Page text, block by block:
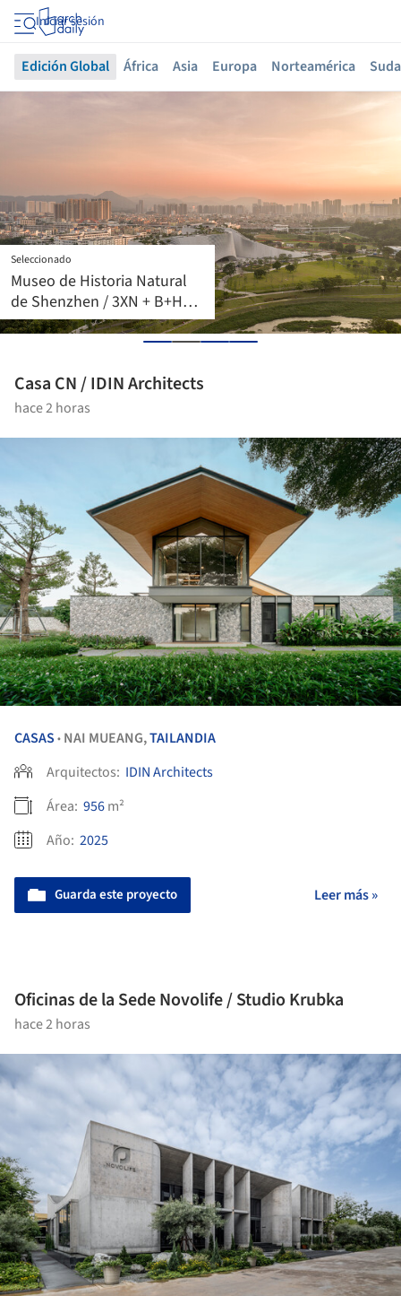
Iniciar sesión
Edición Global África Asia Europa Norteamérica
Seleccionado
Centro comunitario de la
zona de la estación de
Machida “Hatmachida” /
Casa CN / IDIN Architects
hace 2 horas
CASAS • NAI MUEANG,TAILANDIA
Arquitectos: IDIN Architects
Área: 956m²
Año: 2025
Guarda este proyecto Leer más »
Oficinas de la Sede Novolife / Studio Krubka
hace 2 horas